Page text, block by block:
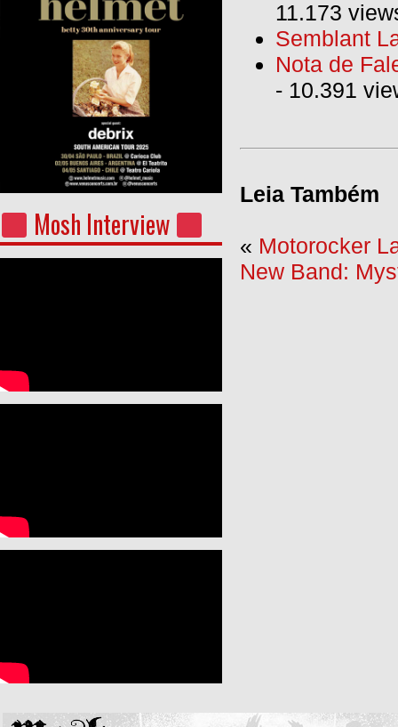
Mosh Interview
11.173
Semblant
Nota de
- 10.391
Leia Também
« Motorocker
New Band: